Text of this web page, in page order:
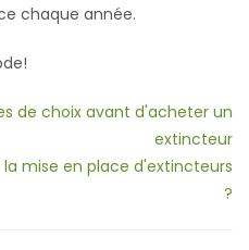
chaque année.
de choix avant d'acheter un
extincteur
la mise en place d'extincteurs
?